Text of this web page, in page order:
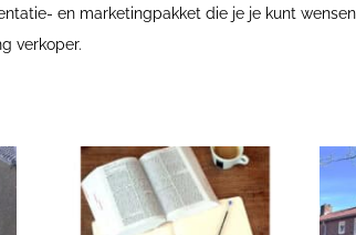
en marketingpakket die je je kunt
verkoper.